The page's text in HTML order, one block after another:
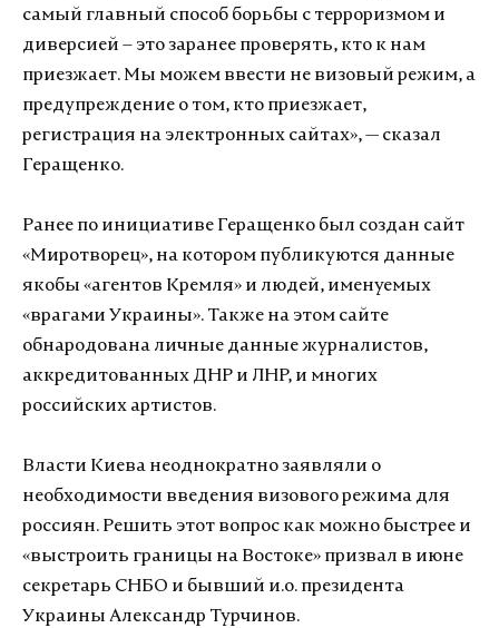
самый главный способ борьбы с терроризмом и
диверсией – это заранее проверять, кто к нам
приезжает. Мы можем ввести не визовый режим, а
предупреждение о том, кто приезжает,
регистрация на электронных сайтах», — сказал
Геращенко.
Ранее по инициативе Геращенко был создан сайт
«Миротворец», на котором публикуются данные
якобы «агентов Кремля» и людей, именуемых
«врагами Украины». Также на этом сайте
обнародована личные данные журналистов,
аккредитованных ДНР и ЛНР, и многих
российских артистов.
Власти Киева неоднократно заявляли о
необходимости введения визового режима для
россиян. Решить этот вопрос как можно быстрее и
«выстроить границы на Востоке» призвал в июне
секретарь СНБО и бывший и.о. президента
Украины Александр Турчинов.